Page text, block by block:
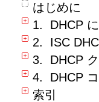
はじめに
1. DHCP
2. ISC
3. DHCP
4. DHCP
索引